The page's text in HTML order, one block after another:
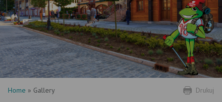
Drukuj
Home » Gallery